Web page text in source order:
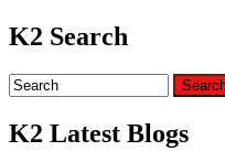
K2 Search
K2 Latest Blogs